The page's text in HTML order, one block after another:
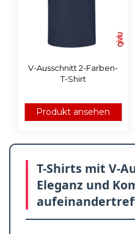
V-Ausschnitt 2-Farben-
T-Shirt
Produkt ansehen
T-Shirts mit V-
Eleganz und